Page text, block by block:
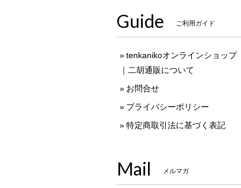
Guide ご利用ガイド
tenkanikoオンラインショップ
｜二胡通販について
お問合せ
プライバシーポリシー
特定商取引法に基づく表記
Mail メルマガ